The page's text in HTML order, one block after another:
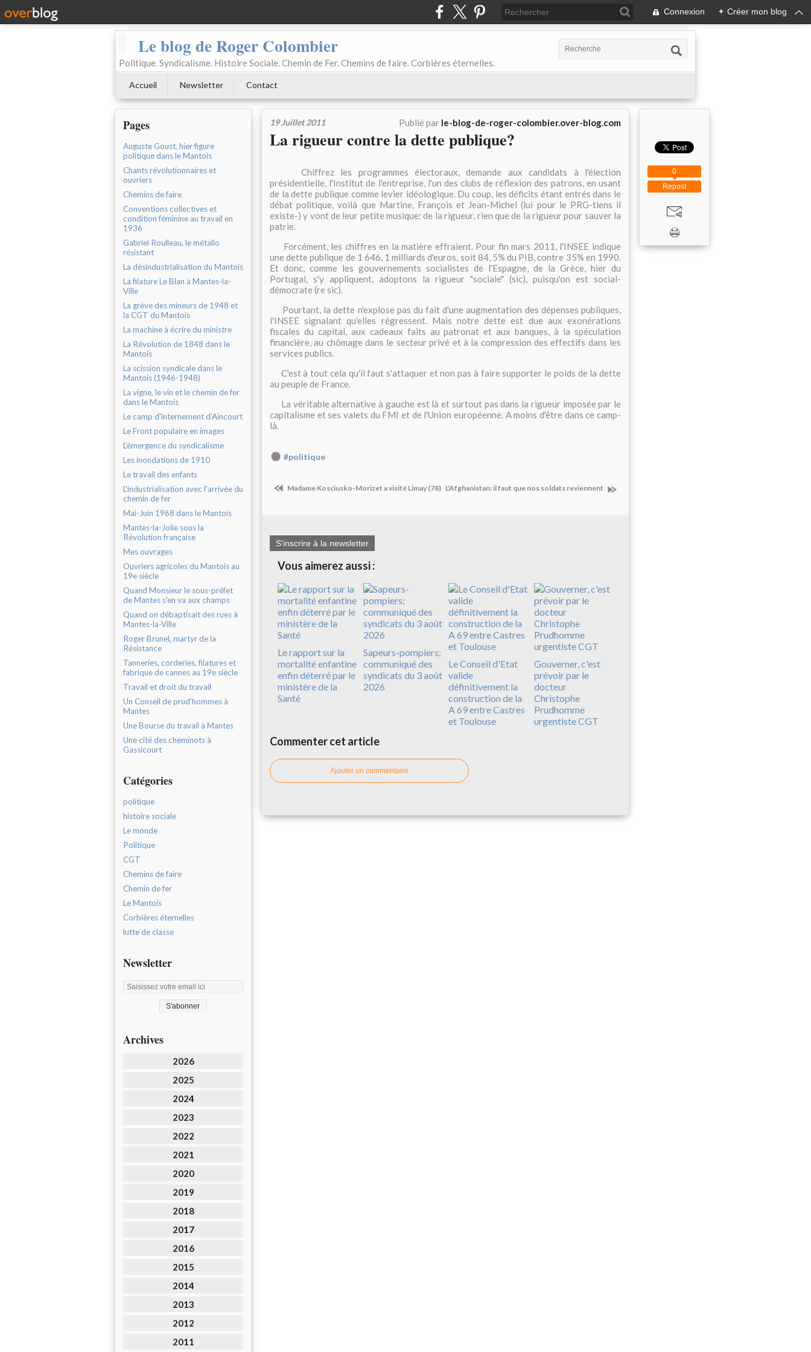
Connexion + Créer mon blog
Le blog de Roger Colombier
Politique. Syndicalisme. Histoire Sociale. Chemin de Fer. Chemins de faire. Corbières éternelles.
Accueil Newsletter Contact
Pages
Auguste Goust, hier figure
politique dans le Mantois
Chants révolutionnaires et
ouvriers
Chemins de faire
Conventions collectives et
condition féminine au travail en
1936
Gabriel Roulleau, le métallo
résistant
La désindustrialisation du Mantois
La filature Le Blan à Mantes-la-
Ville
La grève des mineurs de 1948 et
la CGT du Mantois
La machine à écrire du ministre
La Révolution de 1848 dans le
Mantois
La scission syndicale dans le
Mantois (1946-1948)
La vigne, le vin et le chemin de fer
dans le Mantois
Le camp d'internement d'Aincourt
Le Front populaire en images
L'émergence du syndicalisme
Les inondations de 1910
Le travail des enfants
L'industrialisation avec l'arrivée du
chemin de fer
Mai-Juin 1968 dans le Mantois
Mantes-la-Jolie sous la
Révolution française
Mes ouvrages
Ouvriers agricoles du Mantois au
19e siècle
Quand Monsieur le sous-préfet
de Mantes s'en va aux champs
Quand on débaptisait des rues à
Mantes-la-Ville
Roger Brunel, martyr de la
Résistance
Tanneries, corderies, filatures et
fabrique de cannes au 19e siècle
Travail et droit du travail
Un Conseil de prud'hommes à
Mantes
Une Bourse du travail à Mantes
Une cité des cheminots à
Gassicourt
Catégories
politique
histoire sociale
Le monde
Politique
CGT
Chemins de faire
Chemin de fer
Le Mantois
Corbières éternelles
lutte de classe
Newsletter
Archives
2026
2025
2024
2023
2022
2021
2020
2019
2018
2017
2016
2015
2014
2013
2012
2011
19 Juillet 2011 Publié par le-blog-de-roger-colombier.over-blog.com
La rigueur contre la dette publique?
Chiffrez les programmes électoraux, demande aux candidats à l'élection
présidentielle, l'Institut de l'entreprise, l'un des clubs de réflexion des patrons, en usant
de la dette publique comme levier idéologique. Du coup, les déficits étant entrés dans le
débat politique, voilà que Martine, François et Jean-Michel (lui pour le PRG-tiens il
existe-) y vont de leur petite musique: de la rigueur, rien que de la rigueur pour sauver la
patrie.
Forcément, les chiffres en la matière effraient. Pour fin mars 2011, l'INSEE indique
une dette publique de 1 646, 1 milliards d'euros, soit 84, 5% du PIB, contre 35% en 1990.
Et donc, comme les gouvernements socialistes de l'Espagne, de la Grèce, hier du
Portugal, s'y appliquent, adoptons la rigueur "sociale" (sic), puisqu'on est social-
démocrate (re sic).
Pourtant, la dette n'explose pas du fait d'une augmentation des dépenses publiques,
l'INSEE signalant qu'elles régressent. Mais notre dette est due aux exonérations
fiscales du capital, aux cadeaux faits au patronat et aux banques, à la spéculation
financière, au chômage dans le secteur privé et à la compression des effectifs dans les
services publics.
C'est à tout cela qu'il faut s'attaquer et non pas à faire supporter le poids de la dette
au peuple de France.
La véritable alternative à gauche est là et surtout pas dans la rigueur imposée par le
capitalisme et ses valets du FMI et de l'Union européenne. A moins d'être dans ce camp-
là.
#politique
Madame Kosciusko-Morizet a visité Limay (78) L'Afghanistan: il faut que nos soldats reviennent
S'inscrire à la newsletter
Vous aimerez aussi :
Le rapport sur la
mortalité enfantine
enfin déterré par le
ministère de la
Santé
Sapeurs-pompiers;
communiqué des
syndicats du 3 août
2026
Le Conseil d'Etat
valide
définitivement la
construction de la
A 69 entre Castres
et Toulouse
Gouverner, c'est
prévoir par le
docteur
Christophe
Prudhomme
urgentiste CGT
Commenter cet article
Ajouter un commentaire
Repost
0